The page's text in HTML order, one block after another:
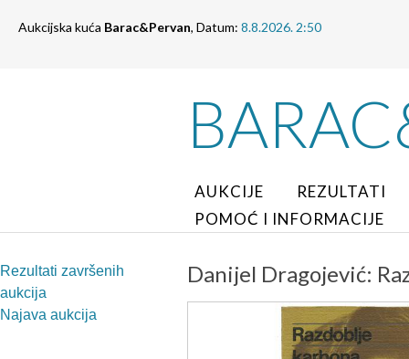
Aukcijska kuća Barac&Pervan, Datum: 8.8.2026. 2:50
AUKCIJE
REZULTATI
POMOĆ I INFORMACIJE
Rezultati završenih
aukcija
Najava aukcija
Danijel Dragojević: